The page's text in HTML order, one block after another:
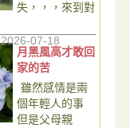
失，，，來到對
2026-07-18
月黑風高才敢回
家的苦
雖然感情是兩
個年輕人的事
但是父母親